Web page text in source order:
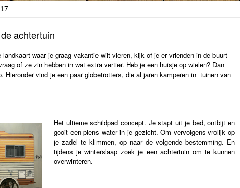
achtertuin
waar je graag vakantie wilt vieren, kijk of je er vrienden in de buurt
of ze zin hebben in wat extra vertier. Heb je een huisje op wielen? Dan
Hieronder vind je een paar globetrotters, die al jaren kamperen in tuinen van
Het ultieme schildpad concept. Je stapt uit je bed, ontbijt en
gooit een plens water in je gezicht. Om vervolgens vrolijk op
je zadel te klimmen, op naar de volgende bestemming. En
tijdens je winterslaap zoek je een achtertuin om te kunnen
overwinteren.